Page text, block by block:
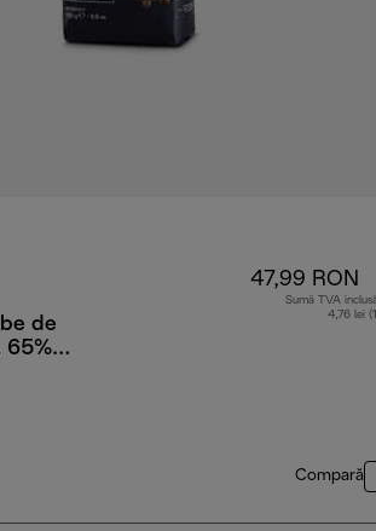
de
65%
47,99 RON
Sumă TVA
4,76 lei
Compară